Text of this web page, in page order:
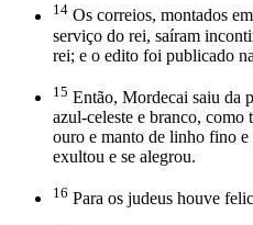
14 Os correios, montados
serviço do rei, saíram
rei; e o edito foi publicado
15 Então, Mordecai saiu da
azul-celeste e branco, como
ouro e manto de linho fino e
exultou e se alegrou.
16 Para os judeus houve